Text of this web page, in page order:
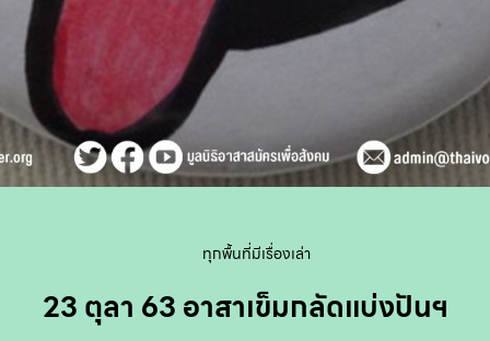
ทุกพื้นที่มีเรื่องเล่า
23 ตุลา 63 อาสาเข็มกลัดแบ่งปันฯ